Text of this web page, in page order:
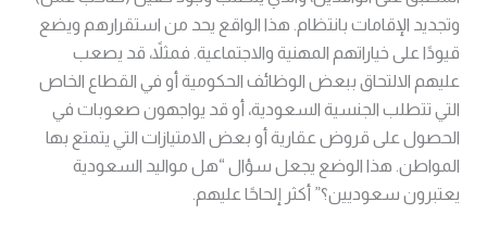
وتجديد الإقامات بانتظام. هذا الواقع يحد من استقرارهم ويضع
قيودًا على خياراتهم المهنية والاجتماعية. فمثلاً، قد يصعب
عليهم الالتحاق ببعض الوظائف الحكومية أو في القطاع الخاص
التي تتطلب الجنسية السعودية، أو قد يواجهون صعوبات في
الحصول على قروض عقارية أو بعض الامتيازات التي يتمتع بها
المواطن. هذا الوضع يجعل سؤال “هل مواليد السعودية
يعتبرون سعوديين؟” أكثر إلحاحًا عليهم.